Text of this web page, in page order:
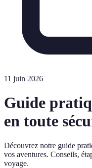
11 juin 2026
Guide
en toute
Découvrez notre guide
vos aventures. Conseils,
voyage.